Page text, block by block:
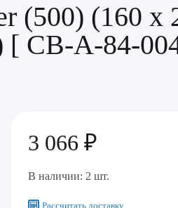
(500) (160 x
[ CB-A-84-
3 066 ₽
В наличии: 2 шт.
Рассчитать доставку